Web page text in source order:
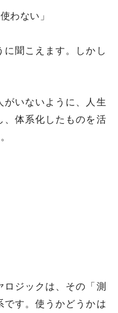
わない」
聞こえます。しかし
がいないように、人生
、体系化したものを活
ロジックは、その「測
す。使うかどうかは